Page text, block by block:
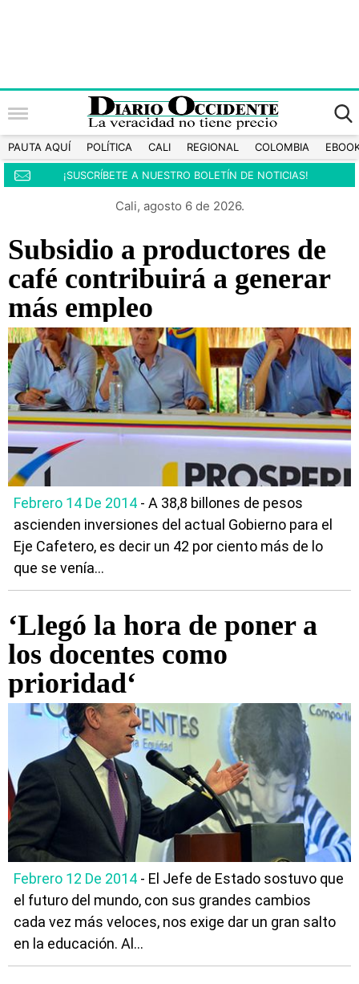
PAUTA AQUÍ POLÍTICA CALI REGIONAL COLOMBIA
¡SUSCRÍBETE A NUESTRO BOLETÍN DE NOTICIAS!
Cali, agosto 6 de 2026.
Subsidio a productores de
café contribuirá a generar
más empleo
Febrero 14 De 2014 - A 38,8 billones de pesos
ascienden inversiones del actual Gobierno para el
Eje Cafetero, es decir un 42 por ciento más de lo
que se venía...
‘Llegó la hora de poner a
los docentes como
prioridad‘
Febrero 12 De 2014 - El Jefe de Estado sostuvo que
el futuro del mundo, con sus grandes cambios
cada vez más veloces, nos exige dar un gran salto
en la educación. Al...